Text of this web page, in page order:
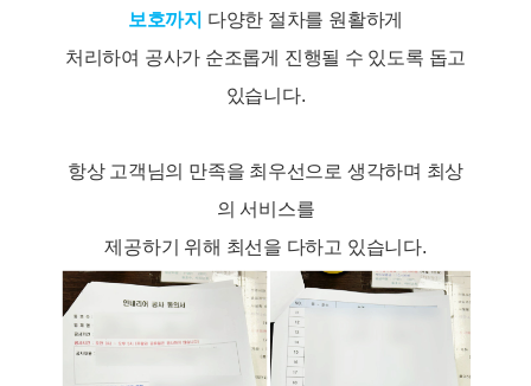
보호까지 다양한 절차를 원활하게
처리하여 공사가 순조롭게 진행될 수 있도록 돕고
있습니다.
항상 고객님의 만족을 최우선으로 생각하며 최상
의 서비스를
제공하기 위해 최선을 다하고 있습니다.